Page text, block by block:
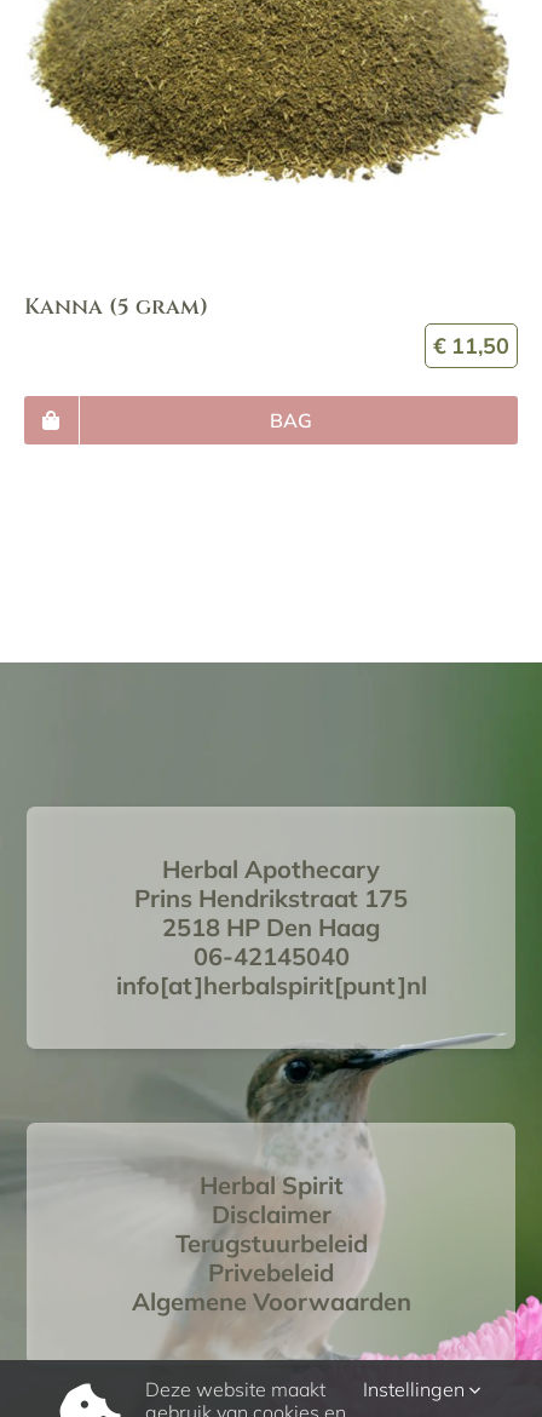
Kanna (5 gram)
€ 11,50
BAG
Herbal Apothecary
Prins Hendrikstraat 175
2518 HP Den Haag
06-42145040
info[at]herbalspirit[punt]nl
Herbal Spirit
Disclaimer
Terugstuurbeleid
Privebeleid
Algemene Voorwaarden
Deze website maakt
gebruik van cookies en
Instellingen